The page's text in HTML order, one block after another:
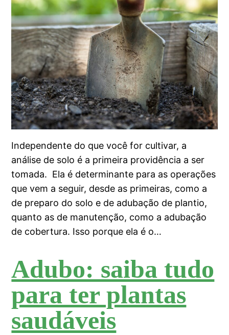
Independente do que você for cultivar, a
análise de solo é a primeira providência a ser
tomada. Ela é determinante para as operações
que vem a seguir, desde as primeiras, como a
de preparo do solo e de adubação de plantio,
quanto as de manutenção, como a adubação
de cobertura. Isso porque ela é o…
Adubo: saiba tudo
para ter plantas
saudáveis